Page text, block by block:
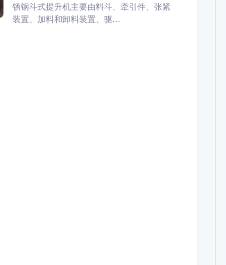
锈钢斗式提升机主要由料斗、牵引件、张紧
装置、加料和卸料装置、驱...